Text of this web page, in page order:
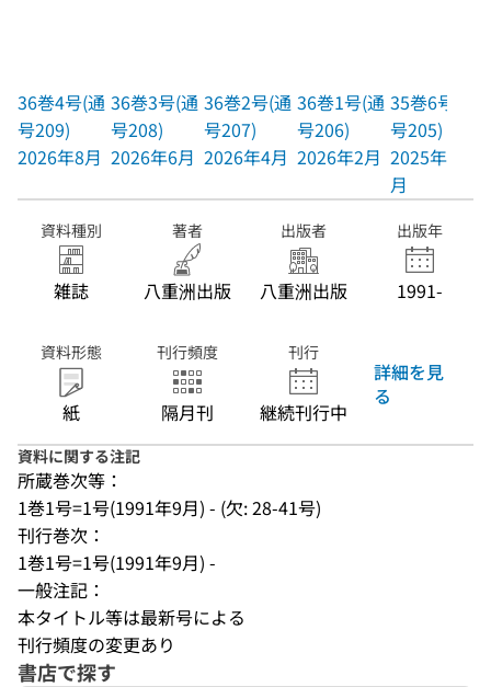
36巻4号(通
号209)
2026年8月
36巻3号(通
号208)
2026年6月
36巻2号(通
号207)
2026年4月
36巻1号(通
号206)
2026年2月
35巻6号(通
号205)
2025年12
月
資料種別
雑誌
著者
八重洲出版
出版者
八重洲出版
出版年
1991-
資料形態
紙
刊行頻度
隔月刊
刊行
継続刊行中
詳細を見
る
資料に関する注記
所蔵巻次等：
1巻1号=1号(1991年9月) - (欠: 28-41号)
刊行巻次：
1巻1号=1号(1991年9月) -
一般注記：
本タイトル等は最新号による
刊行頻度の変更あり
書店で探す